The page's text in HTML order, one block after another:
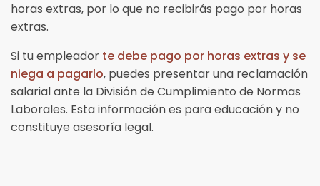
horas extras, por lo que no recibirás pago por horas
extras.
Si tu empleador te debe pago por horas extras y se
niega a pagarlo, puedes presentar una reclamación
salarial ante la División de Cumplimiento de Normas
Laborales. Esta información es para educación y no
constituye asesoría legal.